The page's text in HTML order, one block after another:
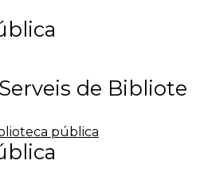
de Bibliote
pública